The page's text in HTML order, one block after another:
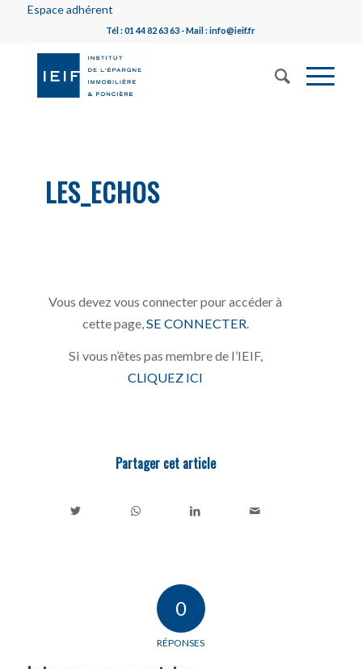
Espace adhérent
Tél : 01 44 82 63 63 - Mail : info@ieif.fr
LES_ECHOS
Vous devez vous connecter pour accéder à
cette page, SE CONNECTER
Si vous n’êtes pas membre de l’IEIF,
CLIQUEZ ICI
Partager cet article
0
RÉPONSES